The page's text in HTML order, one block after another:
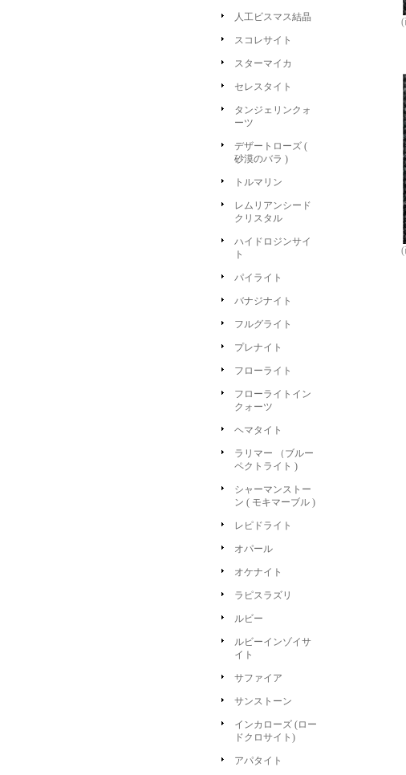
人工ビスマス結晶
スコレサイト
スターマイカ
セレスタイト
タンジェリンクォ
ーツ
デザートローズ (
砂漠のバラ )
トルマリン
レムリアンシード
クリスタル
ハイドロジンサイ
ト
パイライト
バナジナイト
フルグライト
プレナイト
フローライト
フローライトイン
クォーツ
ヘマタイト
ラリマー （ブルー
ペクトライト )
シャーマンストー
ン ( モキマーブル )
レピドライト
オパール
オケナイト
ラピスラズリ
ルビー
ルビーインゾイサ
イト
サファイア
サンストーン
インカローズ (ロー
ドクロサイト)
アパタイト
(
(